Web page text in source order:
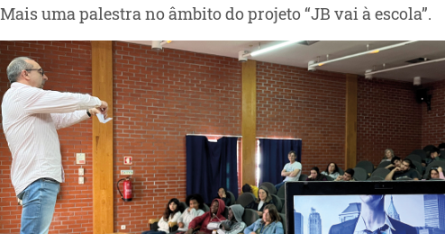
Mais uma palestra no âmbito do projeto “JB vai à escola”.